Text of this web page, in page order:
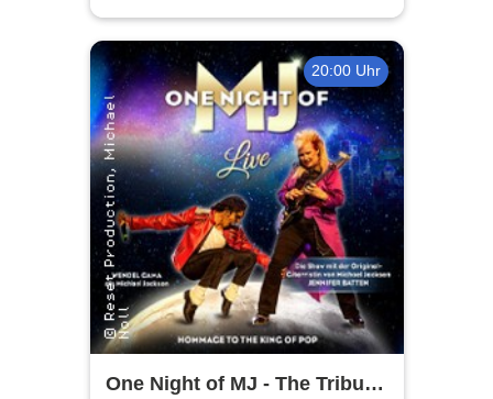
20:00 Uhr
One Night of MJ - The Tribute